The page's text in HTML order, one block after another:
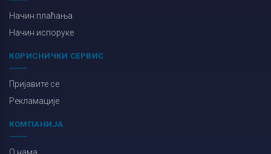
Начин плаћања
Начин испоруке
КОРИСНИЧКИ СЕРВИС
Пријавите се
Рекламације
КОМПАНИЈА